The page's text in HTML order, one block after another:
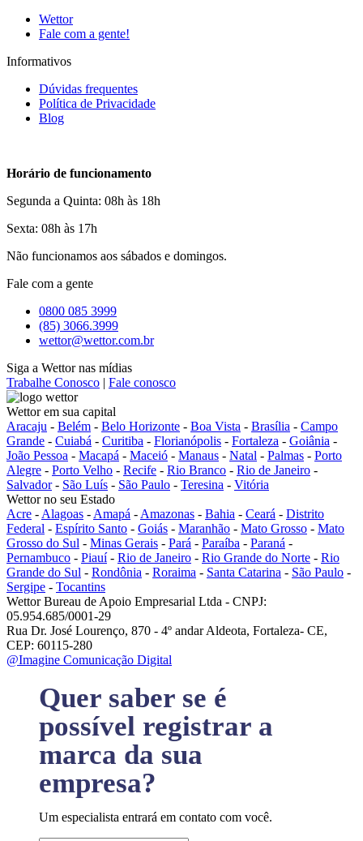
Wettor
Fale com a gente!
Informativos
Dúvidas frequentes
Política de Privacidade
Blog
Horário de funcionamento
Segunda a Quinta: 08h às 18h
Sexta: 08h às 17h
Não funcionamos aos sábados e domingos.
Fale com a gente
0800 085 3999
(85) 3066.3999
wettor@wettor.com.br
Siga a Wettor nas mídias
Trabalhe Conosco | Fale conosco
Wettor em sua capital
Aracaju - Belém - Belo Horizonte - Boa Vista - Brasília - Campo
Grande - Cuiabá - Curitiba - Florianópolis - Fortaleza - Goiânia -
João Pessoa - Macapá - Maceió - Manaus - Natal - Palmas - Porto
Alegre - Porto Velho - Recife - Rio Branco - Rio de Janeiro -
Salvador- São Luís - São Paulo - Teresina - Vitória
Wettor no seu Estado
Acre - Alagoas - Amapá - Amazonas - Bahia - Ceará - Distrito
Federal - Espírito Santo - Goiás - Maranhão - Mato Grosso - Mato
Grosso do Sul - Minas Gerais - Pará - Paraíba - Paraná -
Pernambuco - Piauí- Rio de Janeiro - Rio Grande do Norte - Rio
Grande do Sul - Rondônia - Roraima - Santa Catarina - São Paulo -
Sergipe - Tocantins
Wettor Bureau de Apoio Empresarial Ltda - CNPJ:
05.954.685/0001-29
Rua Dr. José Lourenço, 870 - 4º andar Aldeota, Fortaleza- CE,
CEP: 60115-280
@Imagine Comunicação Digital
Quer saber se é
possível registrar a
marca da sua
empresa?
Um especialista entrará em contato com você.